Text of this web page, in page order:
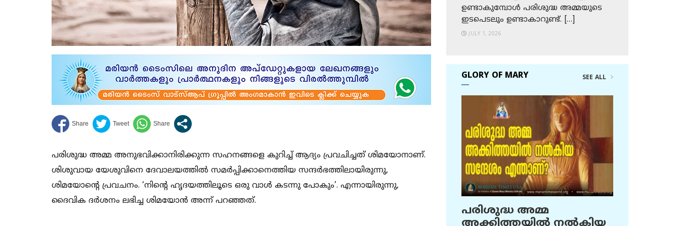
പരിശുദ്ധ അമ്മ അനുഭവിക്കാനിരിക്കുന്ന സഹനങ്ങളെ കുറിച്ച് ആദ്യം പ്രവചിച്ചത് ശിമയോനാണ്.
ശിശുവായ യേശുവിനെ ദേവാലയത്തില്‍ സമര്‍പ്പിക്കാനെത്തിയ സന്ദര്‍ഭത്തിലായിരുന്നു,
ശിമയോന്റെ പ്രവചനം. ‘നിന്റെ ഹൃദയത്തിലൂടെ ഒരു വാള്‍ കടന്നു പോകും’. എന്നായിരുന്നു,
ദൈവിക ദര്‍ശനം ലഭിച്ച ശിമയോന്‍ അന്ന് പറഞ്ഞത്.
ഉണ്ടാകുമ്പോള്‍ പരിശുദ്ധ അമ്മയുടെ
ഇടപെടലും ഉണ്ടാകാറുണ്ട്. […]
JULY 1, 2026
GLORY OF MARY SEE ALL
പരിശുദ്ധ അമ്മ